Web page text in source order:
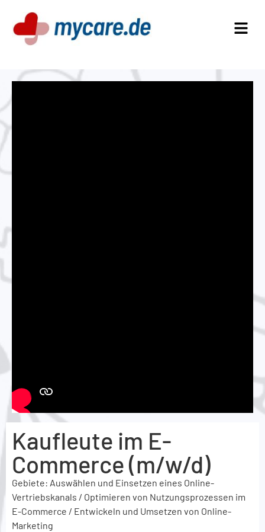
Kaufleute im E-
Commerce (m/w/d)
Gebiete: Auswählen und Einsetzen eines Online-
Vertriebskanals / Optimieren von Nutzungsprozessen im
E-Commerce / Entwickeln und Umsetzen von Online-
Marketing